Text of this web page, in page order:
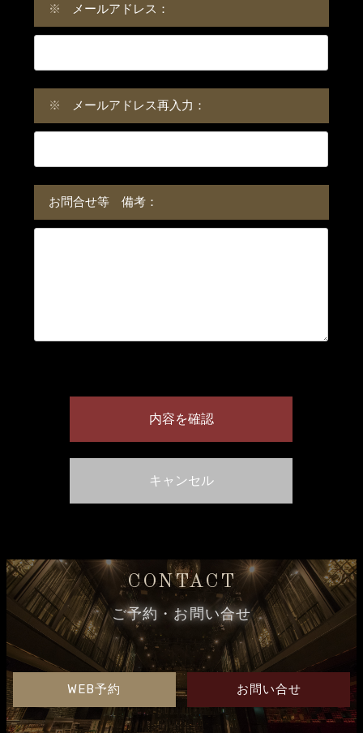
※ メールアドレス：
※ メールアドレス再入力：
お問合せ等 備考：
CONTACT
ご予約・お問い合せ
WEB予約 お問い合せ